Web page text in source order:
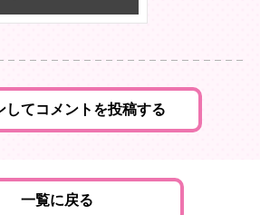
してコメントを投稿する
一覧に戻る